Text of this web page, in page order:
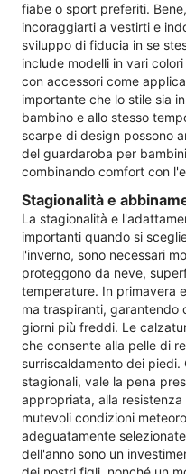
fiabe o sport preferiti.
incoraggiarti a vestirti e
sviluppo di fiducia in se
include modelli in vari
con accessori come
importante che lo stile sia
bambino e allo stesso
scarpe di design possono
del guardaroba per
combinando comfort con
Stagionalità e
La stagionalità e
importanti quando si
l'inverno, sono necessari
proteggono da neve,
temperature. In primavera
ma traspiranti, garantendo
giorni più freddi. Le
che consente alla pelle di
surriscaldamento dei
stagionali, vale la pena
appropriata, alla
mutevoli condizioni
adeguatamente
dell'anno sono un